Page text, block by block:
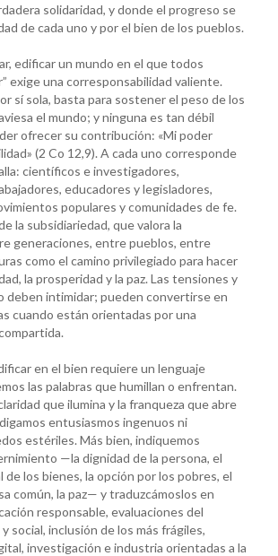
solidaridad, y donde el progreso se
de cada uno y por el bien de los pueblos.
edificar un mundo en el que todos
exige una corresponsabilidad valiente.
sí sola, basta para sostener el peso de los
el mundo; y ninguna es tan débil
ofrecer su contribución: «Mi poder
(2 Co 12,9). A cada uno corresponde
científicos e investigadores,
educadores y legisladores,
populares y comunidades de fe.
la subsidiariedad, que valora la
generaciones, entre pueblos, entre
como el camino privilegiado para hacer
la prosperidad y la paz. Las tensiones y
deben intimidar; pueden convertirse en
cuando están orientadas por una
en el bien requiere un lenguaje
las palabras que humillan o enfrentan.
que ilumina y la franqueza que abre
entusiasmos ingenuos ni
estériles. Más bien, indiquemos
—la dignidad de la persona, el
los bienes, la opción por los pobres, el
común, la paz— y traduzcámoslos en
responsable, evaluaciones del
social, inclusión de los más frágiles,
investigación e industria orientadas a la